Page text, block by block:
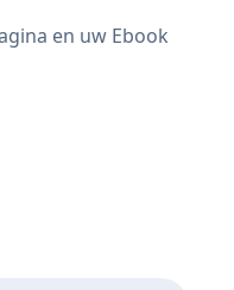
en uw Ebook